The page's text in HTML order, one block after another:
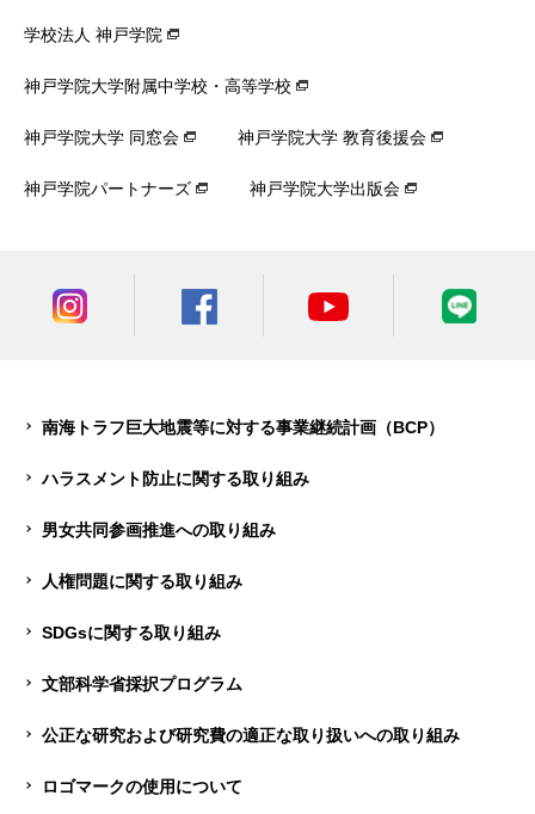
学校法人 神戸学院
神戸学院大学附属中学校・高等学校
神戸学院大学 同窓会 神戸学院大学 教育後援会
神戸学院パートナーズ 神戸学院大学出版会
南海トラフ巨大地震等に対する事業継続計画（BCP）
ハラスメント防止に関する取り組み
男女共同参画推進への取り組み
人権問題に関する取り組み
SDGsに関する取り組み
文部科学省採択プログラム
公正な研究および研究費の適正な取り扱いへの取り組み
ロゴマークの使用について